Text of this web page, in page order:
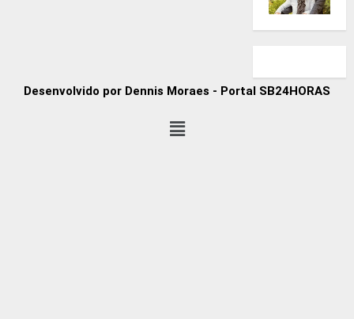
Desenvolvido por Dennis Moraes - Portal SB24HORAS